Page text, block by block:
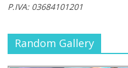
P.IVA: 03684101201
Random Gallery